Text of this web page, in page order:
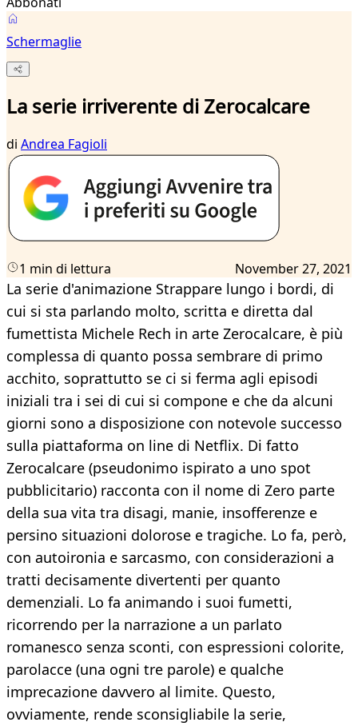
Schermaglie
La serie irriverente di Zerocalcare
di Andrea Fagioli
1 min di lettura November 27, 2021
La serie d'animazione Strappare lungo i bordi, di
cui si sta parlando molto, scritta e diretta dal
fumettista Michele Rech in arte Zerocalcare, è più
complessa di quanto possa sembrare di primo
acchito, soprattutto se ci si ferma agli episodi
iniziali tra i sei di cui si compone e che da alcuni
giorni sono a disposizione con notevole successo
sulla piattaforma on line di Netflix. Di fatto
Zerocalcare (pseudonimo ispirato a uno spot
pubblicitario) racconta con il nome di Zero parte
della sua vita tra disagi, manie, insofferenze e
persino situazioni dolorose e tragiche. Lo fa, però,
con autoironia e sarcasmo, con considerazioni a
tratti decisamente divertenti per quanto
demenziali. Lo fa animando i suoi fumetti,
ricorrendo per la narrazione a un parlato
romanesco senza sconti, con espressioni colorite,
parolacce (una ogni tre parole) e qualche
imprecazione davvero al limite. Questo,
ovviamente, rende sconsigliabile la serie,